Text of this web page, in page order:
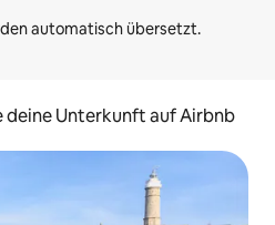
deine Unterkunft auf Airbnb